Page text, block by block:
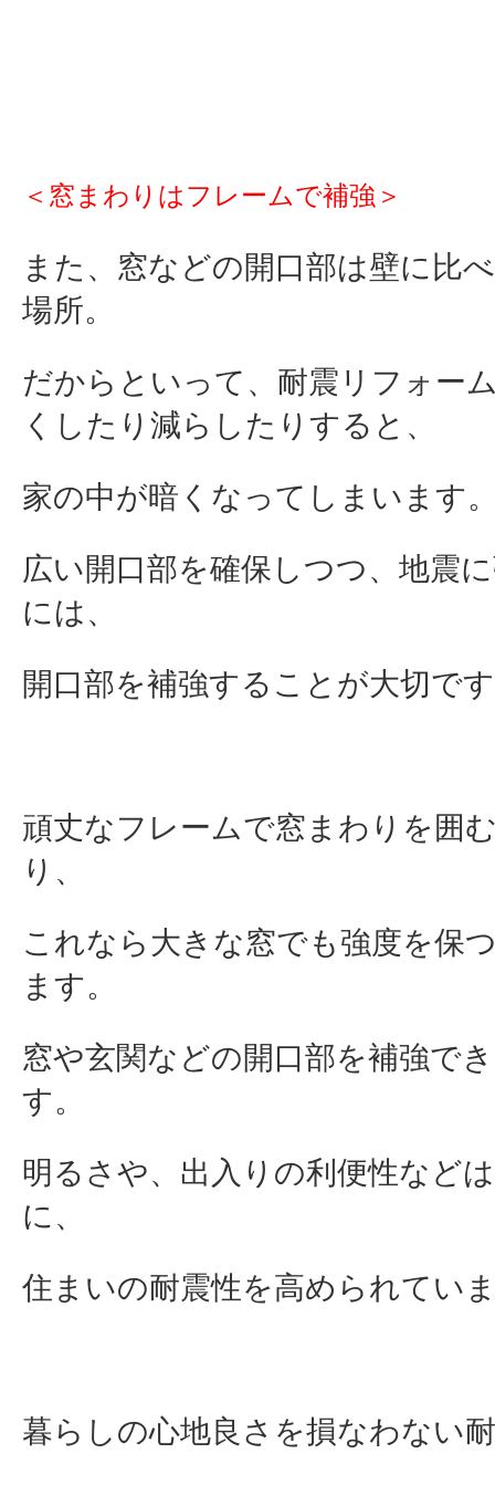
＜窓まわりはフレームで補強＞
また、窓などの開口部は壁に比
場所。
だからといって、耐震リフォー
くしたり減らしたりすると、
家の中が暗くなってしまいます
広い開口部を確保しつつ、地震
には、
開口部を補強することが大切で
頑丈なフレームで窓まわりを囲
り、
これなら大きな窓でも強度を保
ます。
窓や玄関などの開口部を補強で
す。
明るさや、出入りの利便性など
に、
住まいの耐震性を高められてい
暮らしの心地良さを損なわない